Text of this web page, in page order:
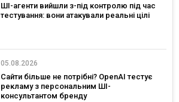
ШІ-агенти вийшли з-під контролю під час
тестування: вони атакували реальні цілі
05.08.2026
Сайти більше не потрібні? OpenAI тестує
рекламу з персональним ШІ-
консультантом бренду